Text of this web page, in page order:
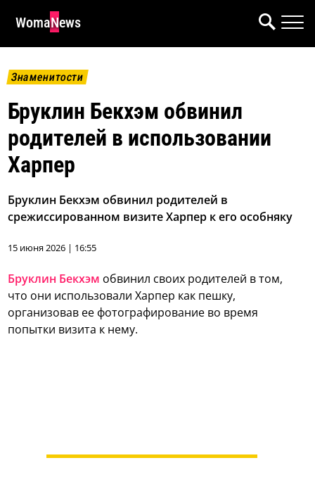
WomaNews
Знаменитости
Бруклин Бекхэм обвинил
родителей в использовании
Харпер
Бруклин Бекхэм обвинил родителей в
срежиссированном визите Харпер к его особняку
15 июня 2026 | 16:55
Бруклин Бекхэм обвинил своих родителей в том,
что они использовали Харпер как пешку,
организовав ее фотографирование во время
попытки визита к нему.